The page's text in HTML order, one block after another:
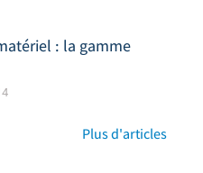
: la gamme
Plus d'articles